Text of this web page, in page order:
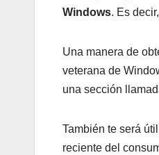
Windows. Es
Una manera de
veterana de
una sección
También te será
reciente del